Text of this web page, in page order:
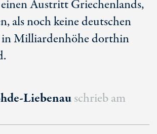
Austritt Griechenlands,
als noch keine deutschen
in Milliardenhöhe dorthin
Liebenauschrieb am